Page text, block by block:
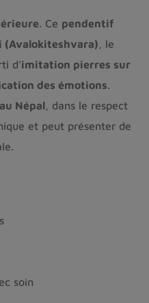
. Ce pendentif
(Avalokiteshvara) , le
d’imitation pierres sur
des émotions.
Népal, dans le respect
et peut présenter de
soin